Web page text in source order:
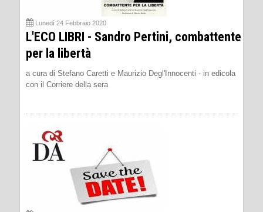
Lunedì 24 Febbraio 2020
L'ECO LIBRI - Sandro Pertini, combattente
per la libertà
a cura di Stefano Caretti e Maurizio Degl'Innocenti - in edicola
con il Corriere della sera